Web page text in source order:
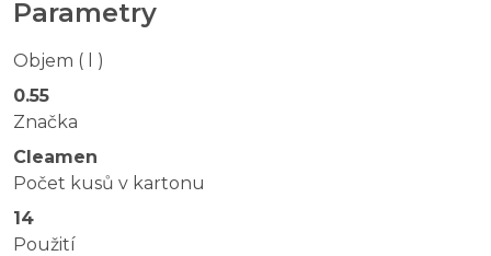
Parametry
Objem ( l )
0.55
Značka
Cleamen
Počet kusů v kartonu
14
Použití